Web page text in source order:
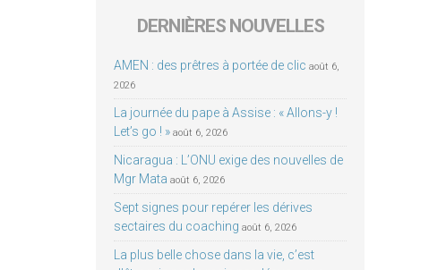
DERNIÈRES NOUVELLES
AMEN : des prêtres à portée de clic août 6,
2026
La journée du pape à Assise : « Allons-y !
Let’s go ! » août 6, 2026
Nicaragua : L’ONU exige des nouvelles de
Mgr Mata août 6, 2026
Sept signes pour repérer les dérives
sectaires du coaching août 6, 2026
La plus belle chose dans la vie, c’est